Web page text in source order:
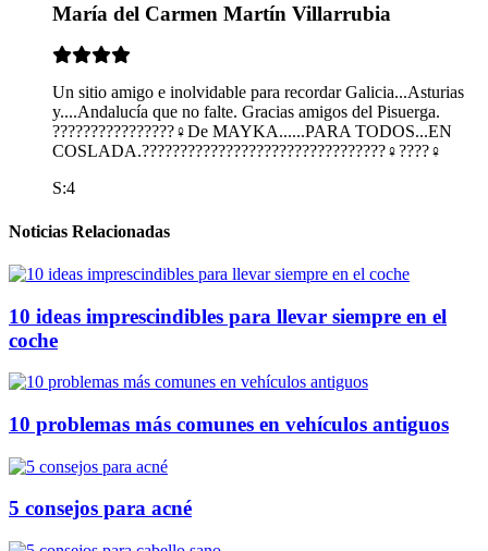
María del Carmen Martín Villarrubia
Un sitio amigo e inolvidable para recordar Galicia...Asturias
y....Andalucía que no falte. Gracias amigos del Pisuerga.
????????????????‍♀️De MAYKA......PARA TODOS...EN
COSLADA.????????????????????????????????‍♀️????‍♀️
S:4
Noticias Relacionadas
10 ideas imprescindibles para llevar siempre en el
coche
10 problemas más comunes en vehículos antiguos
5 consejos para acné